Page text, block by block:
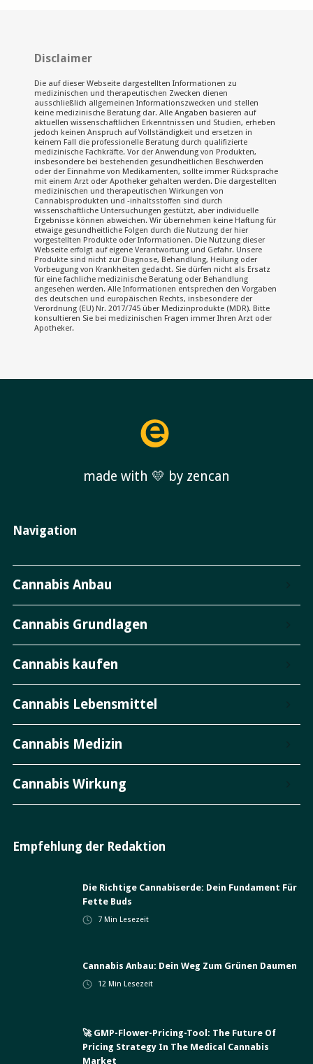
Disclaimer
Die auf dieser Webseite dargestellten Informationen zu
medizinischen und therapeutischen Zwecken dienen
ausschließlich allgemeinen Informationszwecken und stellen
keine medizinische Beratung dar. Alle Angaben basieren auf
aktuellen wissenschaftlichen Erkenntnissen und Studien, erheben
jedoch keinen Anspruch auf Vollständigkeit und ersetzen in
keinem Fall die professionelle Beratung durch qualifizierte
medizinische Fachkräfte. Vor der Anwendung von Produkten,
insbesondere bei bestehenden gesundheitlichen Beschwerden
oder der Einnahme von Medikamenten, sollte immer Rücksprache
mit einem Arzt oder Apotheker gehalten werden. Die dargestellten
medizinischen und therapeutischen Wirkungen von
Cannabisprodukten und -inhaltsstoffen sind durch
wissenschaftliche Untersuchungen gestützt, aber individuelle
Ergebnisse können abweichen. Wir übernehmen keine Haftung für
etwaige gesundheitliche Folgen durch die Nutzung der hier
vorgestellten Produkte oder Informationen. Die Nutzung dieser
Webseite erfolgt auf eigene Verantwortung und Gefahr. Unsere
Produkte sind nicht zur Diagnose, Behandlung, Heilung oder
Vorbeugung von Krankheiten gedacht. Sie dürfen nicht als Ersatz
für eine fachliche medizinische Beratung oder Behandlung
angesehen werden. Alle Informationen entsprechen den Vorgaben
des deutschen und europäischen Rechts, insbesondere der
Verordnung (EU) Nr. 2017/745 über Medizinprodukte (MDR). Bitte
konsultieren Sie bei medizinischen Fragen immer Ihren Arzt oder
Apotheker.
made with 💛 by zencan
Navigation
Cannabis Anbau
Cannabis Grundlagen
Cannabis kaufen
Cannabis Lebensmittel
Cannabis Medizin
Cannabis Wirkung
Empfehlung der Redaktion
Die Richtige Cannabiserde: Dein Fundament Für
Fette Buds
7 Min Lesezeit
Cannabis Anbau: Dein Weg Zum Grünen Daumen
12 Min Lesezeit
🚀 GMP-Flower-Pricing-Tool: The Future Of
Pricing Strategy In The Medical Cannabis
Market